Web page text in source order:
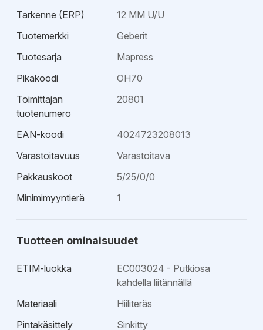
Tarkenne (ERP)
12 MM U/U
Tuotemerkki
Geberit
Tuotesarja
Mapress
Pikakoodi
OH70
Toimittajan
tuotenumero
20801
EAN-koodi
4024723208013
Varastoitavuus
Varastoitava
Pakkauskoot
5/25/0/0
Minimimyyntierä
1
Tuotteen ominaisuudet
ETIM-luokka
EC003024 - Putkiosa
kahdella liitännällä
Materiaali
Hiiliteräs
Pintakäsittely
Sinkitty